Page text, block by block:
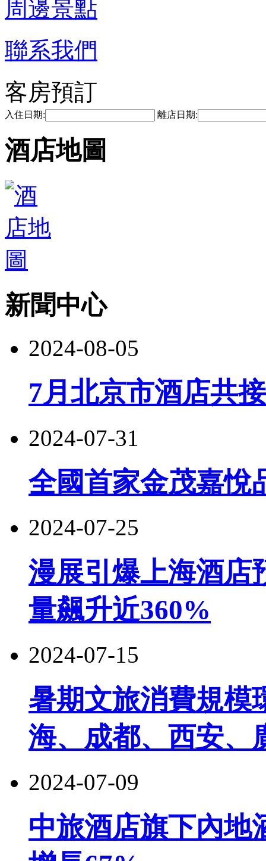
周邊景點
聯系我們
客房預訂
入住日期: 離店日期:
酒店地圖
新聞中心
2024-08-05
7月北京市酒店共
2024-07-31
全國首家金茂嘉悅
2024-07-25
漫展引爆上海酒店
量飆升近360%
2024-07-15
暑期文旅消費規模
海、成都、西安、
2024-07-09
中旅酒店旗下內地